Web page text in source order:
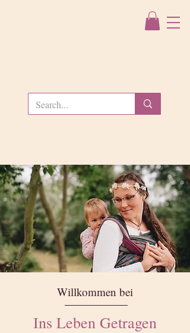
Willkommen bei
Ins Leben Getragen